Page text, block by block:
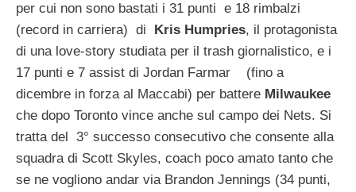
per cui non sono bastati i 31 punti e 18 rimbalzi
(record in carriera) di
Kris Humpries, il protagonista
di una love-story studiata per il trash giornalistico, e i
17 punti e 7 assist di Jordan Farmar (fino a
dicembre in forza al Maccabi) per battere Milwaukee
che dopo Toronto vince anche sul campo dei Nets. Si
tratta del 3° successo consecutivo che consente alla
squadra di Scott Skyles, coach poco amato tanto che
se ne vogliono andar via Brandon Jennings (34 punti,